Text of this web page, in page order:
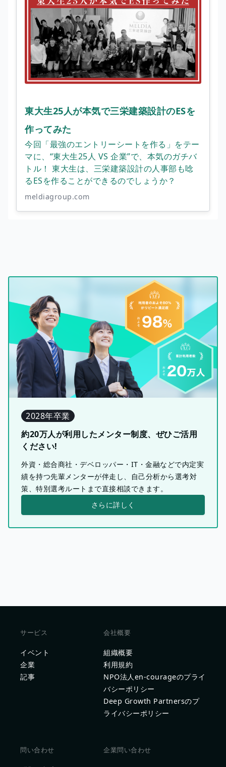
東大生25人が本気で三栄建築設計のESを
作ってみた
今回「最強のエントリーシートを作る」をテー
マに、“東大生25人 VS 企業”で、本気のガチバ
トル！ 東大生は、三栄建築設計の人事部も唸
るESを作ることができるのでしょうか？
meldiagroup.com
2028年卒業
約20万人が利用したメンター制度、ぜひご活用
ください!
外資・総合商社・デベロッパー・IT・金融などで内定実
績を持つ先輩メンターが伴走し、自己分析から選考対
策、特別選考ルートまで直接相談できます。
さらに詳しく
サービス
イベント
企業
記事
会社概要
組織概要
利用規約
NPO法人en-courageのプライ
バシーポリシー
Deep Growth Partnersのプ
ライバシーポリシー
問い合わせ 企業問い合わせ